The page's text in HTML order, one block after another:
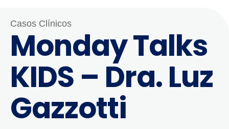
Casos Clínicos
Monday Talks
KIDS – Dra. Luz
Gazzotti